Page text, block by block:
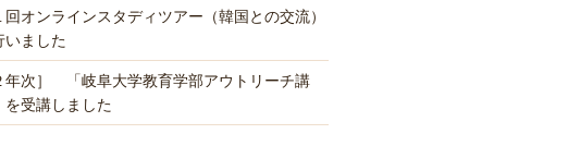
回オンラインスタディツアー（韓国との交流）
いました
年次］ 「岐阜大学教育学部アウトリーチ講
を受講しました